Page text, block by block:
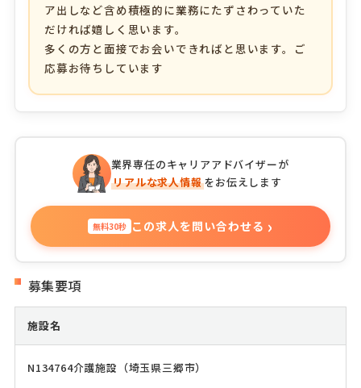
ア出しなど含め積極的に業務にたずさわっていた
だければ嬉しく思います。
多くの方と面接でお会いできればと思います。ご
応募お待ちしています
業界専任のキャリアアドバイザーが
リアルな求人情報をお伝えします
無料30秒 この求人を問い合わせる ›
募集要項
施設名
N134764介護施設（埼玉県三郷市）